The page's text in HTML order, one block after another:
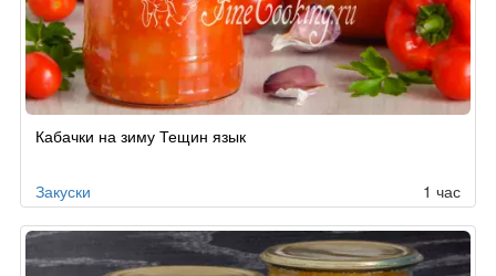
Кабачки на зиму Тещин язык
Закуски 1 час